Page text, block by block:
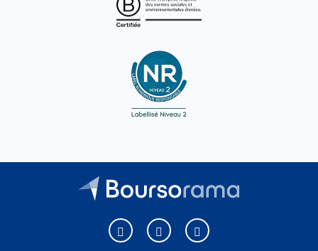
Boursorama sur Facebook
Boursorama sur XBoursorama sur